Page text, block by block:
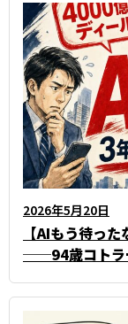
2026年5月20日
【AIもう待っ
──94歳コトラ